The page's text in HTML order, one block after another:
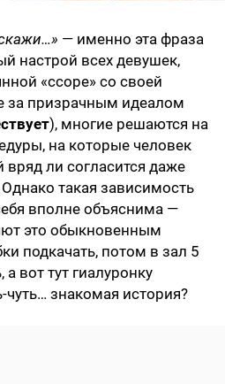
— именно эта фраза
настрой всех девушек,
«ссоре» со своей
за призрачным идеалом
), многие решаются на
на которые человек
ли согласится даже
такая зависимость
вполне объяснима —
это обыкновенным
подкачать, потом в зал 5
вот тут гиалуронку
чуть… знакомая история?